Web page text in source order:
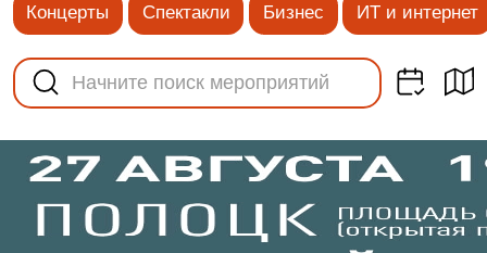
Концерты Спектакли Бизнес ИТ и интернет